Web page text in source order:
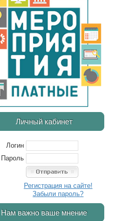
Личный кабинет
Логин
Пароль
Регистрация на сайте!
Забыли пароль?
Нам важно ваше мнение